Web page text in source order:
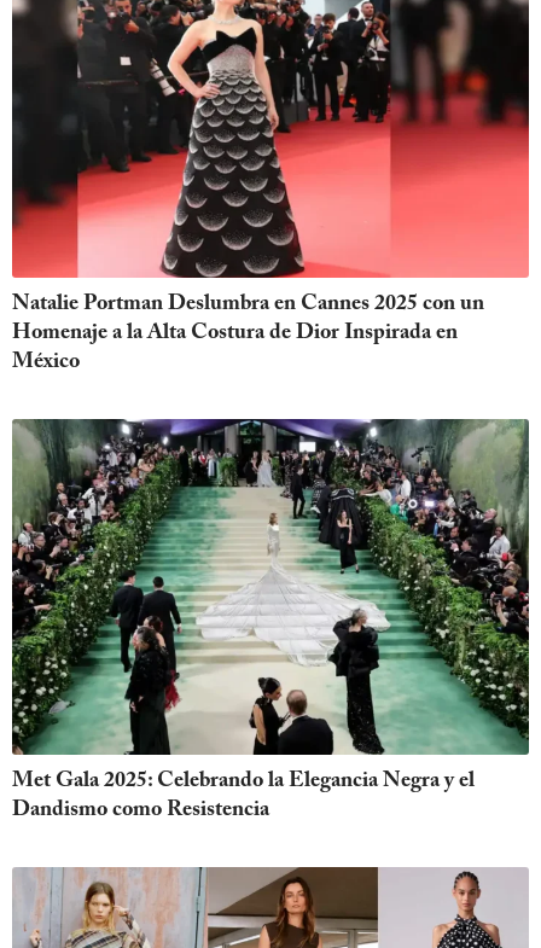
Natalie Portman Deslumbra en Cannes 2025 con un
Homenaje a la Alta Costura de Dior Inspirada en
México
Met Gala 2025: Celebrando la Elegancia Negra y el
Dandismo como Resistencia